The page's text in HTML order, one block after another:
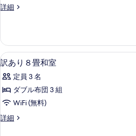
る
す
10
＋
ユ
ニ
ッ
ト
バ
ス】
詳細
夢
室
10
畳
ユ
ニ
ト
バ
ス】
訳
あ
り
８
和
1
訳あり８畳和室
定員 3 名
ダブル布団 3 組
WiFi (無料)
詳細
訳